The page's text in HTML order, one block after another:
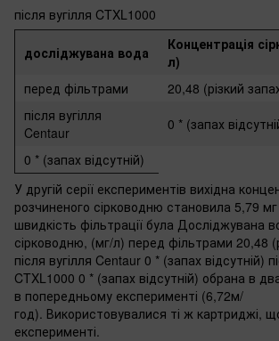
після вугілля CTXL1000
досліджувана вода
Концентрація
л)
перед фільтрами
20,48 (різкий
після вугілля
Centaur
0 * (запах
0 * (запах відсутній)
У другій серії експериментів вихідна
розчиненого сірководню становила 5,79 мг
швидкість фільтрації була Досліджувана
сірководню, (мг/л) перед фільтрами 20,48
після вугілля Centaur 0 * (запах відсутній)
CTXL1000 0 * (запах відсутній) обрана в
в попередньому експерименті (6,72м/
год). Використовувалися ті ж картриджі,
експерименті.